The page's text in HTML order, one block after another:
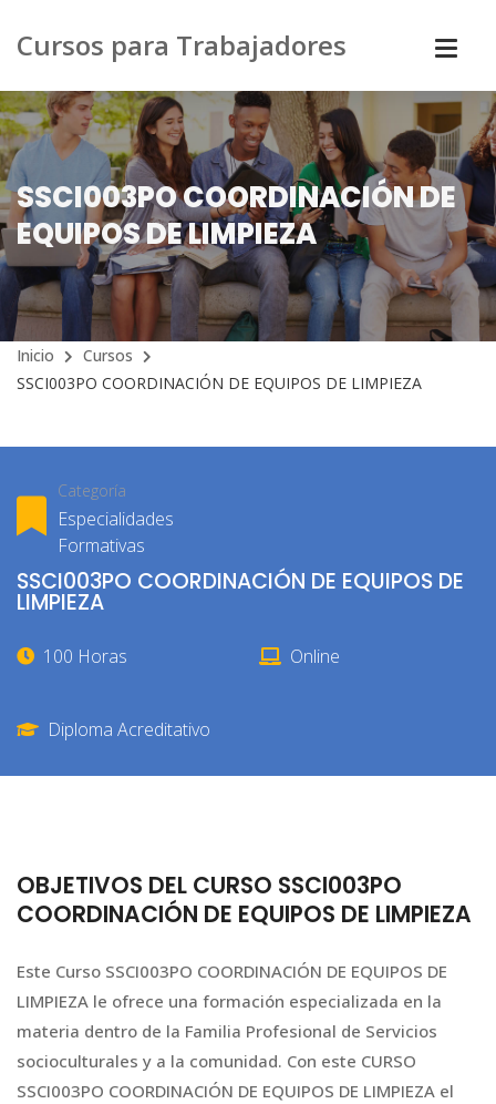
Cursos para Trabajadores
SSCI003PO COORDINACIÓN DE
EQUIPOS DE LIMPIEZA
Inicio
Cursos
SSCI003PO COORDINACIÓN DE EQUIPOS DE LIMPIEZA
Categoría
Especialidades
Formativas
SSCI003PO COORDINACIÓN DE EQUIPOS DE
LIMPIEZA
100 Horas Online
Diploma Acreditativo
OBJETIVOS DEL CURSO SSCI003PO
COORDINACIÓN DE EQUIPOS DE LIMPIEZA
Este Curso SSCI003PO COORDINACIÓN DE EQUIPOS DE
LIMPIEZA le ofrece una formación especializada en la
materia dentro de la Familia Profesional de Servicios
socioculturales y a la comunidad. Con este CURSO
SSCI003PO COORDINACIÓN DE EQUIPOS DE LIMPIEZA el